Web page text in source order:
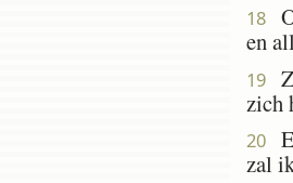
18
en
19
zich
20
zal